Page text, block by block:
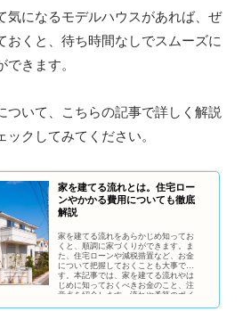
気になるモデルハウスがあれば、ぜ
おくと、待ち時間なしでスムーズに
きます。
ついて、こちらの記事で詳しく解説
ックしてみてください。
家を建てる流れとは。住宅ロー
ンやかかる費用についても徹底
解説
家を建てる流れをあらかじめ知ってお
くと、順調に家づくりができます。ま
た、住宅ローンや減税措置など、お金
について把握しておくことも大事で
す。本記事では、家を建てる流れやは
じめに知っておくべきお金のこと、注
意点を紹介します。流れや予算のポイ